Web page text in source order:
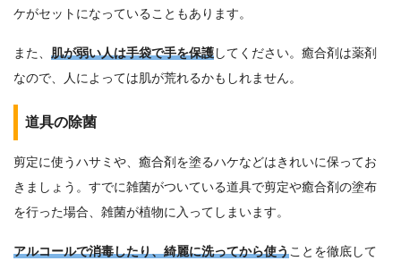
ケがセットになっていることもあります。
また、 肌が弱い人は手袋で手を保護してください。癒合剤は薬剤
なので、人によっては肌が荒れるかもしれません。
道具の除菌
剪定に使うハサミや、癒合剤を塗るハケなどはきれいに保ってお
きましょう。すでに雑菌がついている道具で剪定や癒合剤の塗布
を行った場合、雑菌が植物に入ってしまいます。
アルコールで消毒したり、綺麗に洗ってから使うことを徹底して